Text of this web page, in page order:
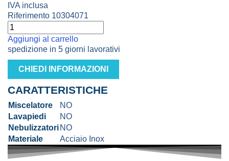
IVA inclusa
Riferimento 10304071
Aggiungi al carrello
spedizione in 5 giorni lavorativi
CHIEDI INFORMAZIONI
CARATTERISTICHE
Miscelatore
NO
Lavapiedi
NO
Nebulizzatori NO
Materiale
Acciaio Inox